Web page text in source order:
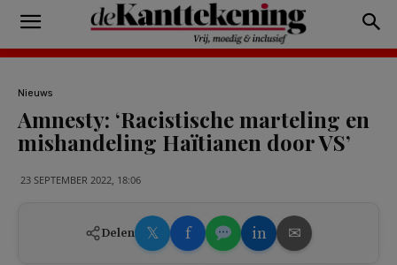
Nieuws
Amnesty: ‘Racistische marteling en
mishandeling Haïtianen door VS’
23 SEPTEMBER 2022, 18:06
Delen 𝕏 f in ✉